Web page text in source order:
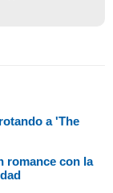
a 'The
romance con la